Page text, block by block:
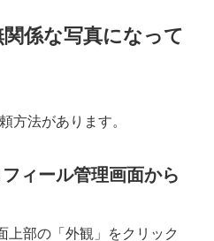
係な写真になって
方法があります。
ィール管理画面から
上部の「外観」をクリック